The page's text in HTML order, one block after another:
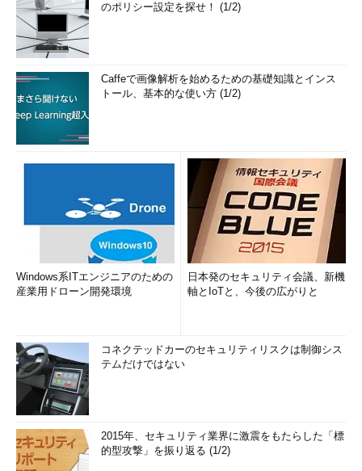
のポリシー設定を探せ！ (1/2)
Caffeで画像解析を始めるための基礎知識とインス
トール、基本的な使い方 (1/2)
Windows系ITエンジニアのための
産業用ドローン開発環境
日本発のセキュリティ会議、新機
軸とIoTと、今後の広がりと
コネクテッドカーのセキュリティリスクは制御シス
テムだけではない
2015年、セキュリティ業界に激震をもたらした「標
的型攻撃」を振り返る (1/2)